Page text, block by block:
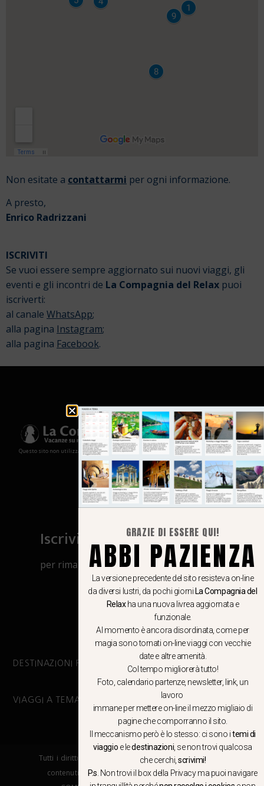
Non esitate a contattarmi per ogni informazione.
A presto,
Enrico Radrizzani
ISCRIVITI
Se vuoi essere sempre aggiornato sui nuovi viaggi, gli
eventi e gli incontri de La Compagnia del Relax puoi
iscriverti:
al canale WhatsApp;
alla pagina Instagram;
alla pagina Facebook.
Questo sito non utilizza cookies e non memorizza in alcun modo le tue informazioni
Iscriviti al canale Whatsapp
per rimanere aggiornato su viaggi, eventi
e notizie!
CLICCA QUI
DESTINAZIONI PRINCIPALI
VIAGGI A TEMA
Tutti i diritti riservati. E’ vietata la copia e la riproduzione dei
contenuti in qualsiasi modo o forma. – COPYRIGHT ©LA
GRAZIE DI ESSERE QUI!
ABBI PAZIENZA
La versione precedente del sito resisteva on-line
da diversi lustri, da pochi giorni La Compagnia del
Relaxha una nuova livrea aggiornata e
funzionale.
Al momento è ancora disordinata, come per
magia sono tornati on-line viaggi con vecchie
date e altre amenità.
Col tempo migliorerà tutto!
Foto, calendario partenze, newsletter, link, un
lavoro
immane per mettere on-line il mezzo migliaio di
pagine che comporranno il sito.
Il meccanismo però è lo stesso: ci sono itemi di
viaggio e ledestinazioni , se non trovi qualcosa
che cerchi,scrivimi!
P.s . Non trovi il box della Privacy ma puoi navigare